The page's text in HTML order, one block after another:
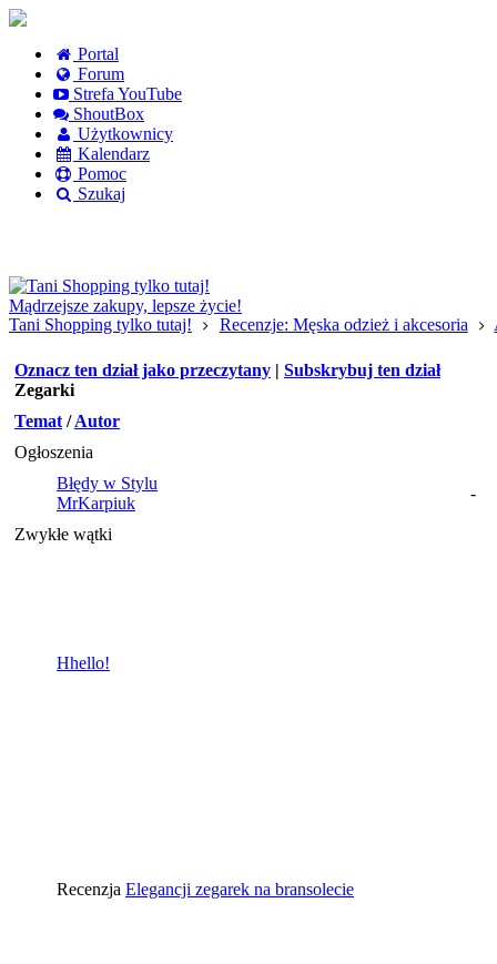
Portal
Forum
Strefa YouTube
ShoutBox
Użytkownicy
Kalendarz
Pomoc
Szukaj
Mądrzejsze zakupy, lepsze życie!
Tani Shopping tylko tutaj!
Recenzje: Męska odzież i akcesoria
Oznacz ten dział jako przeczytany | Subskrybuj ten dział
Zegarki
Temat /Autor
Ogłoszenia
Błędy w Stylu
MrKarpiuk
-
Zwykłe wątki
Hhello!
Recenzja Elegancji zegarek na bransolecie